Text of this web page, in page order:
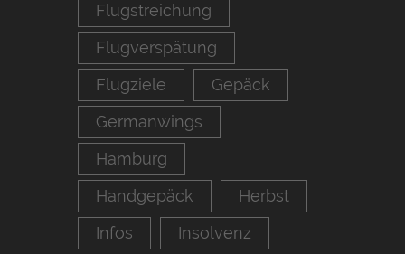
Flugstreichung
Flugverspätung
Flugziele
Gepäck
Germanwings
Hamburg
Handgepäck
Herbst
Infos
Insolvenz